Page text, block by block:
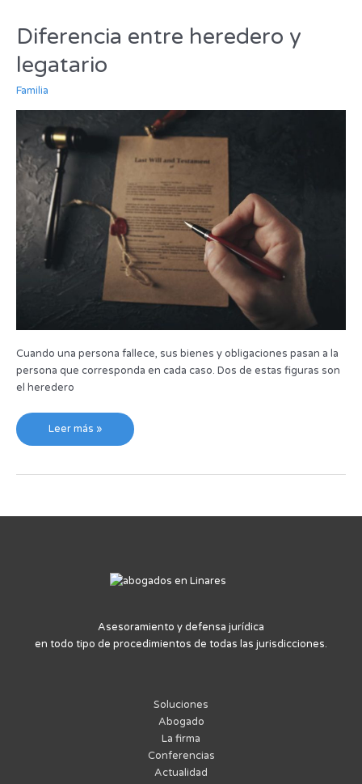
Diferencia entre heredero y
legatario
Familia
Cuando una persona fallece, sus bienes y obligaciones pasan a la
persona que corresponda en cada caso. Dos de estas figuras son
el heredero
Diferencia
entre
heredero
Leer más »
Asesoramiento y defensa jurídica
en todo tipo de procedimientos de todas las jurisdicciones.
Soluciones
Abogado
La firma
Conferencias
Actualidad